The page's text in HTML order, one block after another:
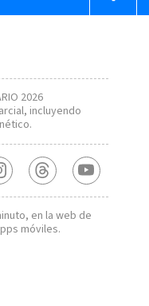
2026
incluyendo
en la web de
móviles.